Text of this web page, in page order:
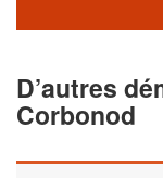
D’autres
Corbonod